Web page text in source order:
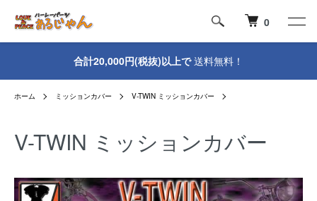
0
合計20,000円(税抜)以上で送料無料！
ホーム ミッションカバー V-TWIN ミッションカバー
V-TWIN ミッションカバー